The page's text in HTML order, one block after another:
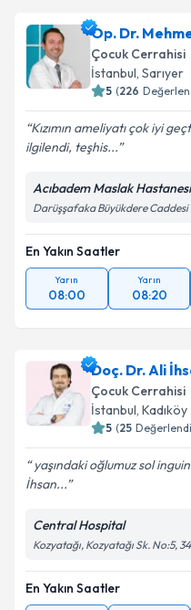
Op. Dr.
Çocuk Cerrahisi
İstanbul, Sarıyer
5 (226
Kızımın ameliyatı çok iyi
ilgilendi, teşhis...
Acıbadem Maslak Hastanesi
Darüşşafaka Büyükdere
En Yakın Saatler
Yarın
08:00
Yarın
08:20
Doç. Dr. Ali
Çocuk Cerrahisi
İstanbul, Kadıköy
5 (25
yaşındaki oğlumuz sol
İhsan...
Central Hospital
Kozyatağı, Kozyatağı Sk. No:5,
En Yakın Saatler